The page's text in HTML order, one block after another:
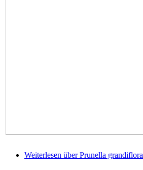
Weiterlesen über Prunella grandiflora